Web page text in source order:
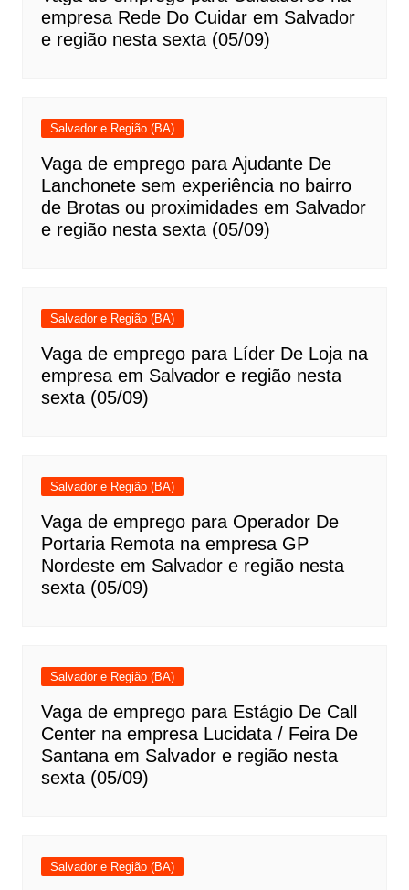
empresa Rede Do Cuidar em Salvador
e região nesta sexta (05/09)
Salvador e Região (BA)
Vaga de emprego para Ajudante De
Lanchonete sem experiência no bairro
de Brotas ou proximidades em Salvador
e região nesta sexta (05/09)
Salvador e Região (BA)
Vaga de emprego para Líder De Loja na
empresa em Salvador e região nesta
sexta (05/09)
Salvador e Região (BA)
Vaga de emprego para Operador De
Portaria Remota na empresa GP
Nordeste em Salvador e região nesta
sexta (05/09)
Salvador e Região (BA)
Vaga de emprego para Estágio De Call
Center na empresa Lucidata / Feira De
Santana em Salvador e região nesta
sexta (05/09)
Salvador e Região (BA)